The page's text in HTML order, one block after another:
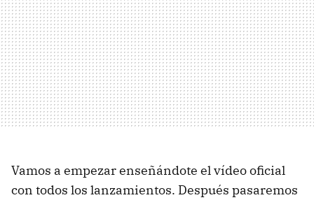
Vamos a empezar enseñándote el vídeo oficial
con todos los lanzamientos. Después pasaremos